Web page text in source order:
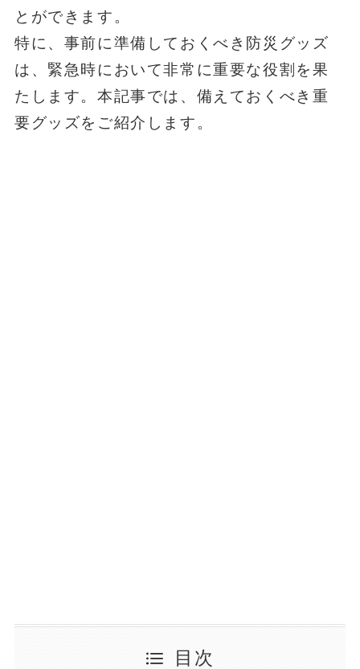
とができます。
特に、事前に準備しておくべき防災グッズ
は、緊急時において非常に重要な役割を果
たします。本記事では、備えておくべき重
要グッズをご紹介します。
目次